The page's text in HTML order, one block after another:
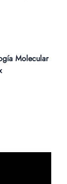
Molecular